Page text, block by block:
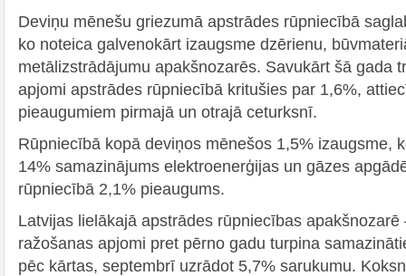
Deviņu mēnešu griezumā apstrādes rūpniecībā
ko noteica galvenokārt izaugsme dzērienu,
metālizstrādājumu apakšnozarēs. Savukārt šā gada
apjomi apstrādes rūpniecībā kritušies par 1,6%,
pieaugumiem pirmajā un otrajā ceturksnī.
Rūpniecībā kopā deviņos mēnešos 1,5% izaugsme,
14% samazinājums elektroenerģijas un gāzes
rūpniecībā 2,1% pieaugums.
Latvijas lielākajā apstrādes rūpniecības
ražošanas apjomi pret pērno gadu turpina
pēc kārtas, septembrī uzrādot 5,7% sarukumu.